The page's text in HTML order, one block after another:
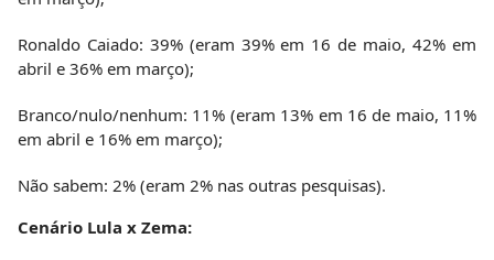
Ronaldo Caiado: 39% (eram 39% em 16 de maio, 42% em
abril e 36% em março);
Branco/nulo/nenhum: 11% (eram 13% em 16 de maio, 11%
em abril e 16% em março);
Não sabem: 2% (eram 2% nas outras pesquisas).
Cenário Lula x Zema: